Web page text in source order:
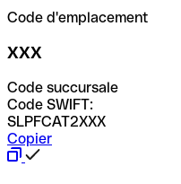
Code d'emplacement
XXX
Code succursale
Code SWIFT:
SLPFCAT2XXX
Copier